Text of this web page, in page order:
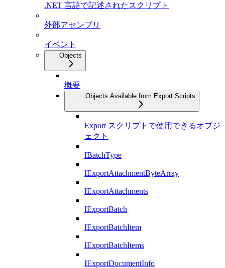
.NET 言語で記述されたスクリプト
外部アセンブリ
イベント
Objects
概要
Objects Available from Export Scripts
Export スクリプトで使用できるオブジ
ェクト
IBatchType
IExportAttachmentByteArray
IExportAttachments
IExportBatch
IExportBatchItem
IExportBatchItems
IExportDocumentInfo